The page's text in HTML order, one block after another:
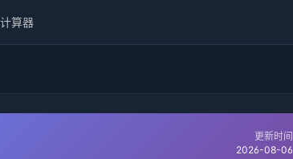
算器
更新时间
2026-08-06